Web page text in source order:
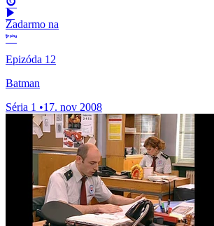
Zadarmo na
Epizóda 12
Batman
Séria 1 •17. nov 2008